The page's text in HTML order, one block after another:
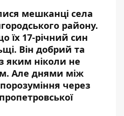
мешканці села
району.
їх 17-річний син
Він добрий та
яким ніколи не
Але днями між
через